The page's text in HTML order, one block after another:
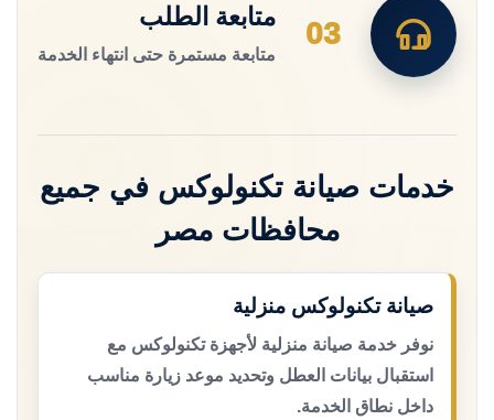
03
متابعة الطلب
متابعة مستمرة حتى انتهاء الخدمة
خدمات صيانة تكنولوكس في جميع
محافظات مصر
صيانة تكنولوكس منزلية
نوفر خدمة صيانة منزلية لأجهزة تكنولوكس مع
استقبال بيانات العطل وتحديد موعد زيارة مناسب
داخل نطاق الخدمة.